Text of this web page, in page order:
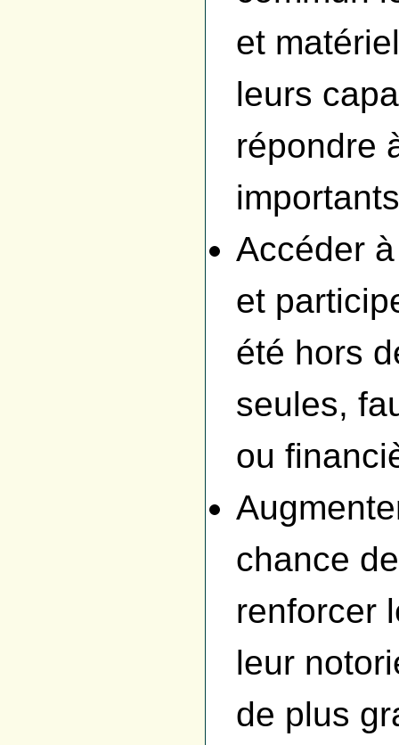
et
leurs
répondre
Accéder
et
été hors
seules,
ou
chance
renforcer
leur
de plus